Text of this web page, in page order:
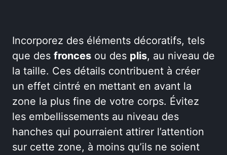
Incorporez des éléments décoratifs, tels
que des fronces ou des plis, au niveau de
la taille. Ces détails contribuent à créer
un effet cintré en mettant en avant la
zone la plus fine de votre corps. Évitez
les embellissements au niveau des
hanches qui pourraient attirer l’attention
sur cette zone, à moins qu’ils ne soient